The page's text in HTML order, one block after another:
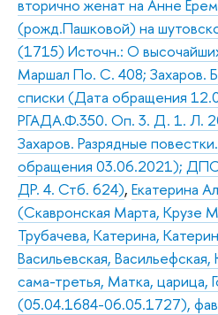
вторично женат на Анне
(рожд.Пашковой) на
(1715) Источн.: О
Маршал По. С. 408; Захаров.
списки (Дата обращения
РГАДА.Ф.350. Оп. 3. Д. 1. Л.
Захаров. Разрядные
обращения 03.06.2021);
ДР. 4. Стб. 624), Екатерина
(Скавронская Марта, Крузе
Трубачева, Катерина,
Васильевская, Васильефская,
сама-третья, Матка, царица,
(05.04.1684-06.05.1727),